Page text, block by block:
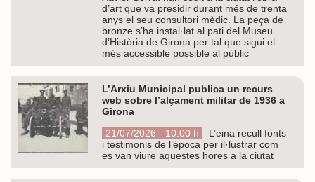
d’art que va presidir durant més de trenta
anys el seu consultori mèdic. La peça de
bronze s’ha instal·lat al pati del Museu
d’Història de Girona per tal que sigui el
més accessible possible al públic
L’Arxiu Municipal publica un recurs
web sobre l’alçament militar de 1936 a
Girona
21/07/2026 - 10.00 h
L’eina recull fonts
i testimonis de l’època per il·lustrar com
es van viure aquestes hores a la ciutat